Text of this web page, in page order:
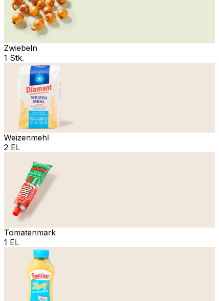
Zwiebeln
1 Stk.
Weizenmehl
2 EL
Tomatenmark
1 EL